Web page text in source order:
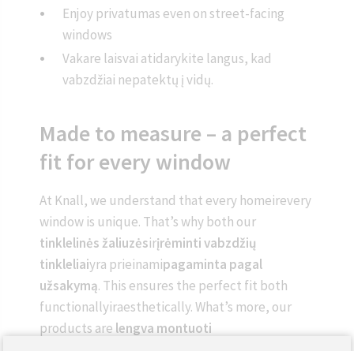
Enjoy privatumas even on street-facing
windows
Vakare laisvai atidarykite langus, kad
vabzdžiai nepatektų į vidų.
Made to measure – a perfect
fit for every window
At Knall, we understand that every homeirevery
window is unique. That’s why both our
tinklelinės žaliuzėsirįrėminti vabzdžių
tinkleliaiyra prieinamipagaminta pagal
užsakymą. This ensures the perfect fit both
functionallyiraesthetically. What’s more, our
products are lengva montuoti